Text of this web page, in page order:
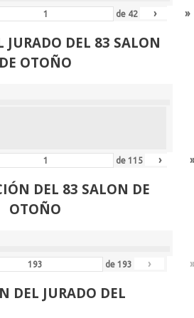
de 42 › »
JURADO DEL 83 SALON
DE OTOÑO
de115 ›
DEL 83 SALON DE
OTOÑO
de193 ›
DEL JURADO DEL